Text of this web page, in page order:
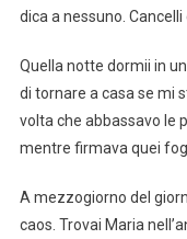
dica a nessuno. Cancelli
Quella notte dormii in
di tornare a casa se mi
volta che abbassavo le
mentre firmava quei
A mezzogiorno del
caos. Trovai Maria